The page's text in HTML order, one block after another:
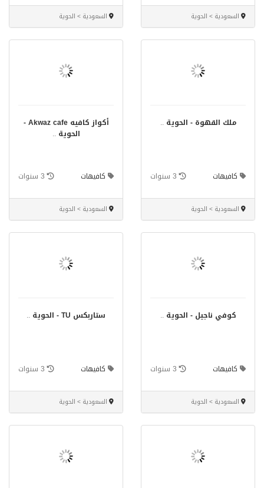
السعودية > الحوية السعودية > الحوية
ملك القهوة - الحوية ..
كافيهات 3 سنوات
السعودية > الحوية
أكواز كافيه Akwaz cafe -
الحوية ..
كافيهات 3 سنوات
السعودية > الحوية
كوفي ناجيل - الحوية ..
كافيهات 3 سنوات
السعودية > الحوية
ستاربكس TU - الحوية ..
كافيهات 3 سنوات
السعودية > الحوية